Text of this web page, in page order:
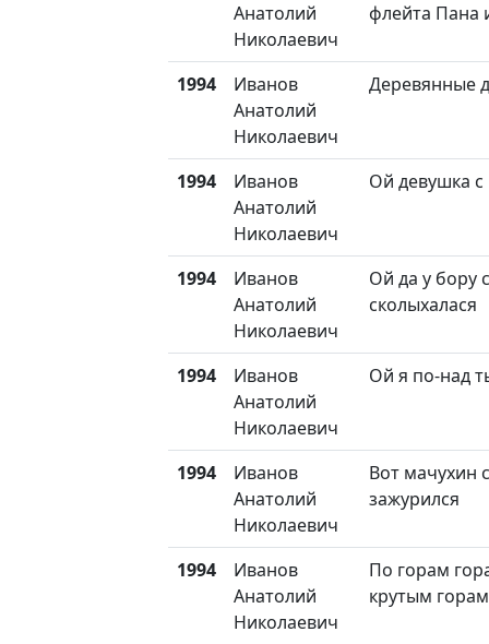
Анатолий
Николаевич
флейта Пана
1994
Иванов
Анатолий
Николаевич
Деревянные
1994
Иванов
Анатолий
Николаевич
Ой девушка
1994
Иванов
Анатолий
Николаевич
Ой да у бору
сколыхалася
1994
Иванов
Анатолий
Николаевич
Ой я по-над
1994
Иванов
Анатолий
Николаевич
Вот мачухин
зажурился
1994
Иванов
Анатолий
Николаевич
По горам
крутым горам